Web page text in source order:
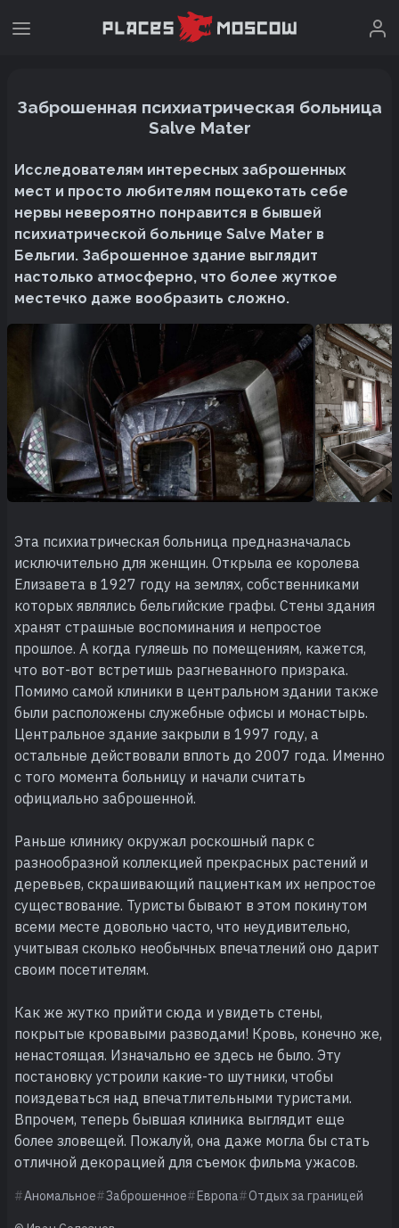
Заброшенная психиатрическая больница
Salve Mater
Исследователям интересных заброшенных
мест и просто любителям пощекотать себе
нервы невероятно понравится в бывшей
психиатрической больнице Salve Mater в
Бельгии. Заброшенное здание выглядит
настолько атмосферно, что более жуткое
местечко даже вообразить сложно.
Эта психиатрическая больница предназначалась
исключительно для женщин. Открыла ее королева
Елизавета в 1927 году на землях, собственниками
которых являлись бельгийские графы. Стены здания
хранят страшные воспоминания и непростое
прошлое. А когда гуляешь по помещениям, кажется,
что вот-вот встретишь разгневанного призрака.
Помимо самой клиники в центральном здании также
были расположены служебные офисы и монастырь.
Центральное здание закрыли в 1997 году, а
остальные действовали вплоть до 2007 года. Именно
с того момента больницу и начали считать
официально заброшенной.
Раньше клинику окружал роскошный парк с
разнообразной коллекцией прекрасных растений и
деревьев, скрашивающий пациенткам их непростое
существование. Туристы бывают в этом покинутом
всеми месте довольно часто, что неудивительно,
учитывая сколько необычных впечатлений оно дарит
своим посетителям.
Как же жутко прийти сюда и увидеть стены,
покрытые кровавыми разводами! Кровь, конечно же,
ненастоящая. Изначально ее здесь не было. Эту
постановку устроили какие-то шутники, чтобы
поиздеваться над впечатлительными туристами.
Впрочем, теперь бывшая клиника выглядит еще
более зловещей. Пожалуй, она даже могла бы стать
отличной декорацией для съемок фильма ужасов.
Аномальное Заброшенное Европа Отдых за границей